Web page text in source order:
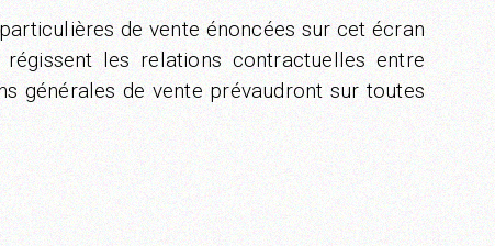
de vente énoncées sur cet écran
les relations contractuelles entre
générales de vente prévaudront sur toutes